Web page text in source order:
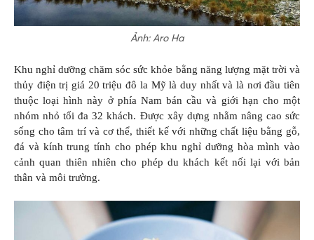
Ảnh: Aro Ha
Khu nghỉ dưỡng chăm sóc sức khỏe bằng năng lượng mặt trời và
thủy điện trị giá 20 triệu đô la Mỹ là duy nhất và là nơi đầu tiên
thuộc loại hình này ở phía Nam bán cầu và giới hạn cho một
nhóm nhỏ tối đa 32 khách. Được xây dựng nhằm nâng cao sức
sống cho tâm trí và cơ thể, thiết kế với những chất liệu bằng gỗ,
đá và kính trung tính cho phép khu nghỉ dưỡng hòa mình vào
cảnh quan thiên nhiên cho phép du khách kết nối lại với bản
thân và môi trường.